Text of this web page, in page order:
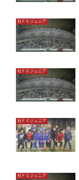
社ＦＣジュニア
社ＦＣジュニア
社ＦＣジュニア
社ＦＣジュニア